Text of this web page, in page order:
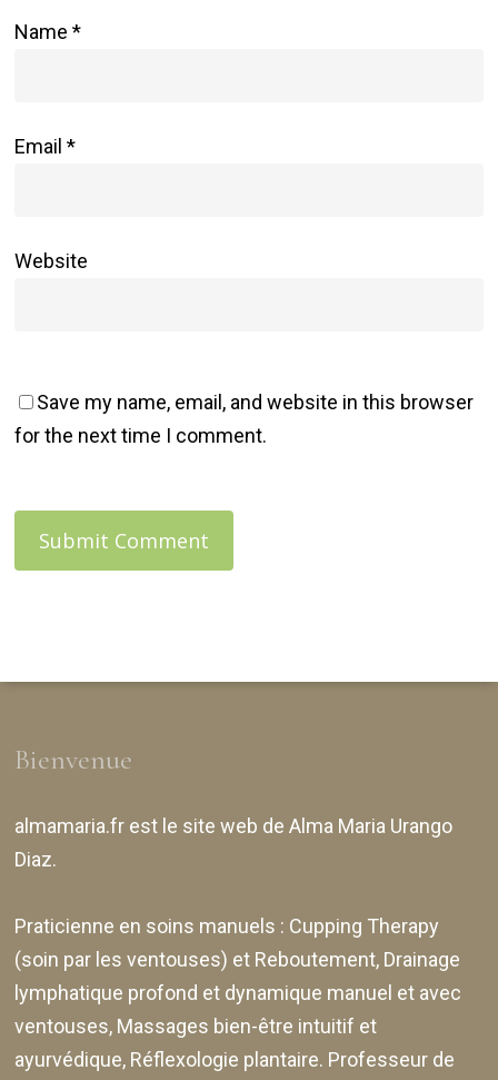
Name*
Email*
Website
Save my name, email, and website in this browser
for the next time I comment.
Bienvenue
almamaria.fr est le site web deAlma Maria Urango
Diaz.
Praticienne en soins manuels : Cupping Therapy
(soin par les ventouses) et Reboutement, Drainage
lymphatique profond et dynamique manuel et avec
ventouses, Massages bien-être intuitif et
ayurvédique, Réflexologie plantaire. Professeur de